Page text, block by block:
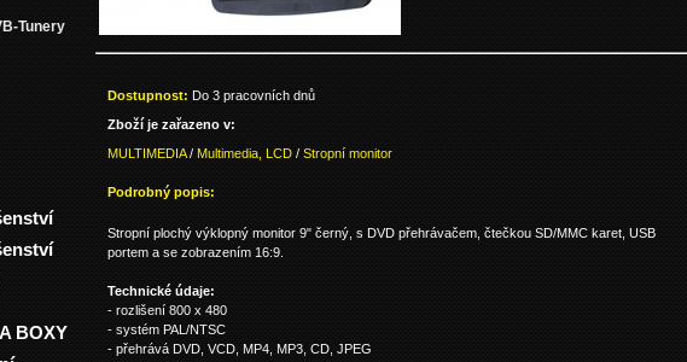
Dostupnost: Do 3 pracovních dnů
Zboží je zařazeno v:
MULTIMEDIA/ Multimedia, LCD / Stropní monitor
Podrobný popis:
Stropní plochý výklopný monitor 9" černý, s DVD přehrávačem, čtečkou SD/MMC karet, USB
portem a se zobrazením 16:9.
Technické údaje:
- rozlišení 800 x 480
- systém PAL/NTSC
- přehrává DVD, VCD, MP4, MP3, CD, JPEG
Tunery
BOXY